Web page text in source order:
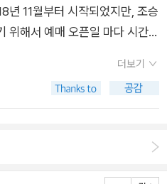
은 어렵지만 악을 저지르는 것은
쉽게 행할 수 있는 것이기 때문
고나니 나의 선과 악의 양면성에
구하고 살면 그것 역시 스트레
좋아하는 것 같다. (남들 눈치 안
까
11월부터 시작되었지만, 조승
위해서 예매 오픈일 마다 시간을
가입을 해서 예매 하루 전에 사전
석을 클릭하면 다른 사람이 예
좌석을 예매진행하다 보면 매진
의 도움으로 예매를 했다. (1인
) 그래서 관람한 지킬앤하이드는
더보기